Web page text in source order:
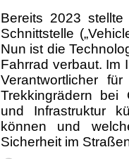
Bereits 2023
Schnittstelle
Nun ist die
Fahrrad verbaut. Im
Verantwortlicher
Trekkingrädern bei
und Infrastruktur
können und
Sicherheit im